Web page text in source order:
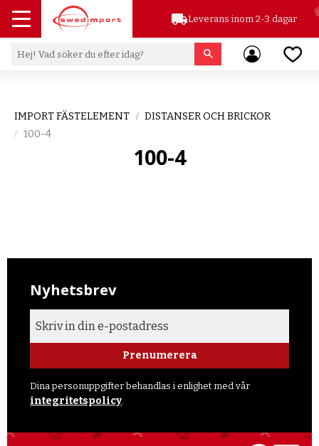
Meny
local_shippingLeverans inom 2-3 dagar
IMPORT FÄSTELEMENT
DISTANSER OCH BRICKOR
100-4
100-4
Nyhetsbrev
Prenumerera
Dina personuppgifter behandlas i enlighet med vår
integritetspolicy